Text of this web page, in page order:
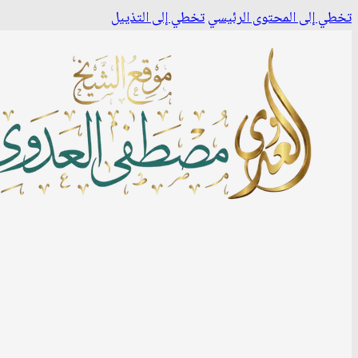
تخطي إلى المحتوى الرئيسيتخطي إلى التذييل